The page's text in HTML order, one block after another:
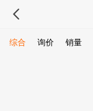
综合 询价 销量